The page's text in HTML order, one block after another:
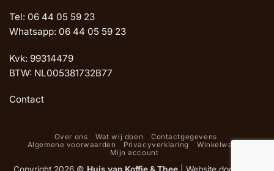
Tel: 06 44 05 59 23
Whatsapp: 06 44 05 59 23
Kvk: 99314479
BTW: NL005381732B77
Contact
Over ons Wat wij doen
Contactgegevens
Algemene voorwaarden
Privacyverklaring
Winkelwagen
Mijn account